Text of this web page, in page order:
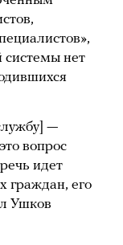
системы нет
—
вопрос
идет
граждан, его
Ушков